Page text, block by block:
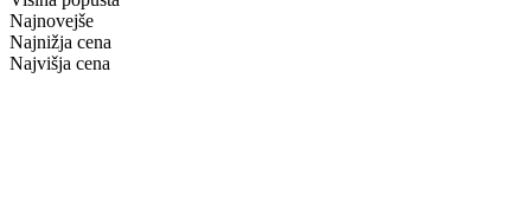
Najnovejše
Najnižja cena
Najvišja cena